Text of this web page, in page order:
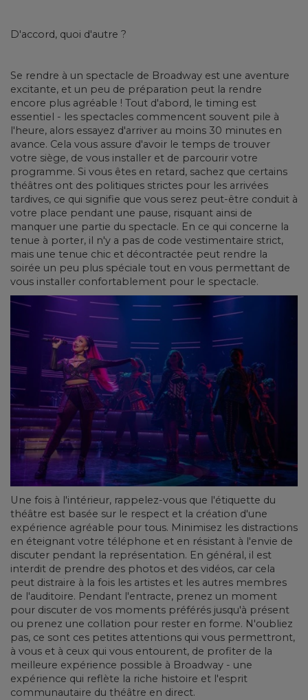
D'accord, quoi d'autre ?
Se rendre à un spectacle de Broadway est une aventure
excitante, et un peu de préparation peut la rendre
encore plus agréable ! Tout d'abord, le timing est
essentiel - les spectacles commencent souvent pile à
l'heure, alors essayez d'arriver au moins 30 minutes en
avance. Cela vous assure d'avoir le temps de trouver
votre siège, de vous installer et de parcourir votre
programme. Si vous êtes en retard, sachez que certains
théâtres ont des politiques strictes pour les arrivées
tardives, ce qui signifie que vous serez peut-être conduit à
votre place pendant une pause, risquant ainsi de
manquer une partie du spectacle. En ce qui concerne la
tenue à porter, il n'y a pas de code vestimentaire strict,
mais une tenue chic et décontractée peut rendre la
soirée un peu plus spéciale tout en vous permettant de
vous installer confortablement pour le spectacle.
Une fois à l'intérieur, rappelez-vous que l'étiquette du
théâtre est basée sur le respect et la création d'une
expérience agréable pour tous. Minimisez les distractions
en éteignant votre téléphone et en résistant à l'envie de
discuter pendant la représentation. En général, il est
interdit de prendre des photos et des vidéos, car cela
peut distraire à la fois les artistes et les autres membres
de l'auditoire. Pendant l'entracte, prenez un moment
pour discuter de vos moments préférés jusqu'à présent
ou prenez une collation pour rester en forme. N'oubliez
pas, ce sont ces petites attentions qui vous permettront,
à vous et à ceux qui vous entourent, de profiter de la
meilleure expérience possible à Broadway - une
expérience qui reflète la riche histoire et l'esprit
communautaire du théâtre en direct.